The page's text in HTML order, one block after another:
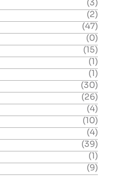
(3)
(2)
(47)
(0)
(15)
(1)
(1)
(30)
(26)
(4)
(10)
(4)
(39)
(1)
(9)